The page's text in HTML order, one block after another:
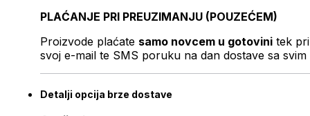
PLAĆANJE PRI PREUZIMANJU (POUZEĆEM)
Proizvode plaćate samo novcem u gotovini tek
svoj e-mail te SMS poruku na dan dostave sa svim
Detalji opcija brze dostave